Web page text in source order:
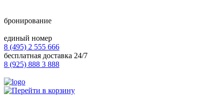
бронирование
единый номер
8 (495) 2 555 666
бесплатная доставка 24/7
8 (925) 888 3 888